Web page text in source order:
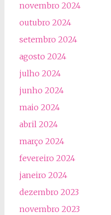
novembro 2024
outubro 2024
setembro 2024
agosto 2024
julho 2024
junho 2024
maio 2024
abril 2024
março 2024
fevereiro 2024
janeiro 2024
dezembro 2023
novembro 2023